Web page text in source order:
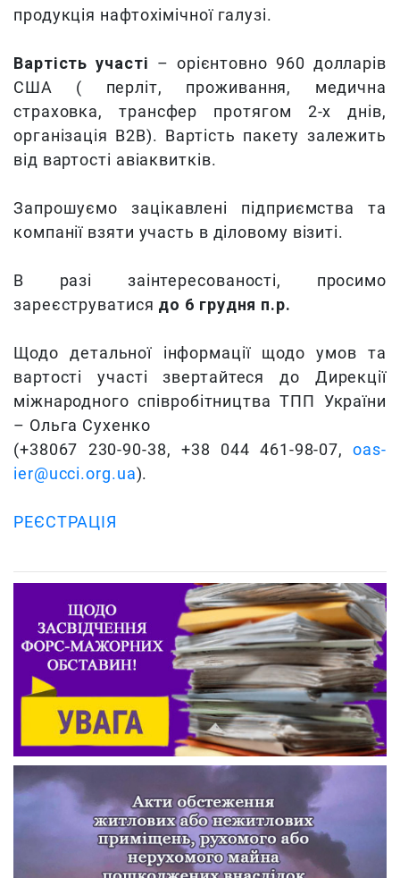
продукція нафтохімічної галузі.
Вартість участі – орієнтовно 960 долларів
США ( перліт, проживання, медична
страховка, трансфер протягом 2-х днів,
організація В2В). Вартість пакету залежить
від вартості авіаквитків.
Запрошуємо зацікавлені підприємства та
компанії взяти участь в діловому візиті.
В разі заінтересованості, просимо
зареєструватися до 6 грудня п.р.
Щодо детальної інформації щодо умов та
вартості участі звертайтеся до Дирекції
міжнародного співробітництва ТПП України
– Ольга Сухенко
(+38067 230-90-38, +38 044 461-98-07,oas-
ier@ucci.org.ua).
РЕЄСТРАЦІЯ